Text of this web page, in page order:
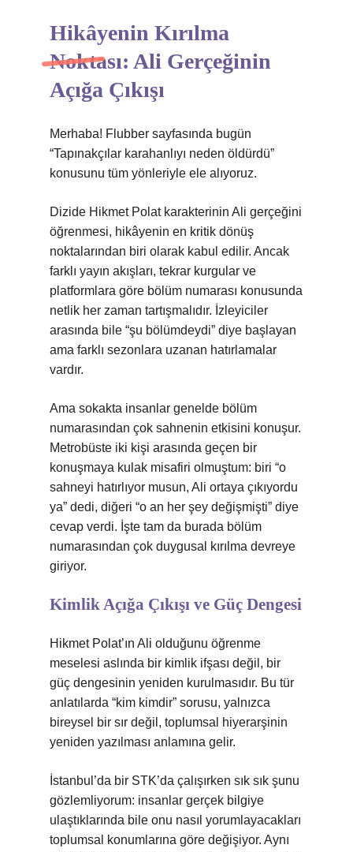
Hikâyenin Kırılma
Noktası: Ali Gerçeğinin
Açığa Çıkışı
Merhaba! Flubber sayfasında bugün
“Tapınakçılar karahanlıyı neden öldürdü”
konusunu tüm yönleriyle ele alıyoruz.
Dizide Hikmet Polat karakterinin Ali gerçeğini
öğrenmesi, hikâyenin en kritik dönüş
noktalarından biri olarak kabul edilir. Ancak
farklı yayın akışları, tekrar kurgular ve
platformlara göre bölüm numarası konusunda
netlik her zaman tartışmalıdır. İzleyiciler
arasında bile “şu bölümdeydi” diye başlayan
ama farklı sezonlara uzanan hatırlamalar
vardır.
Ama sokakta insanlar genelde bölüm
numarasından çok sahnenin etkisini konuşur.
Metrobüste iki kişi arasında geçen bir
konuşmaya kulak misafiri olmuştum: biri “o
sahneyi hatırlıyor musun, Ali ortaya çıkıyordu
ya” dedi, diğeri “o an her şey değişmişti” diye
cevap verdi. İşte tam da burada bölüm
numarasından çok duygusal kırılma devreye
giriyor.
Kimlik Açığa Çıkışı ve Güç Dengesi
Hikmet Polat’ın Ali olduğunu öğrenme
meselesi aslında bir kimlik ifşası değil, bir
güç dengesinin yeniden kurulmasıdır. Bu tür
anlatılarda “kim kimdir” sorusu, yalnızca
bireysel bir sır değil, toplumsal hiyerarşinin
yeniden yazılması anlamına gelir.
İstanbul’da bir STK’da çalışırken sık sık şunu
gözlemliyorum: insanlar gerçek bilgiye
ulaştıklarında bile onu nasıl yorumlayacakları
toplumsal konumlarına göre değişiyor. Aynı